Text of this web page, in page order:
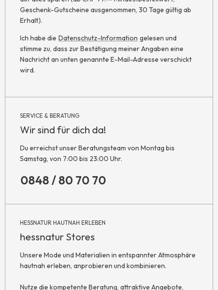
Geschenk-Gutscheine ausgenommen, 30 Tage gültig ab
Erhalt).
Ich habe die Datenschutz-Information gelesen und
stimme zu, dass zur Bestätigung meiner Angaben eine
Nachricht an unten genannte E-Mail-Adresse verschickt
wird.
SERVICE & BERATUNG
Wir sind für dich da!
Du erreichst unser Beratungsteam von Montag bis
Samstag, von 7:00 bis 23:00 Uhr.
0848 / 80 70 70
HESSNATUR HAUTNAH ERLEBEN
hessnatur Stores
Unsere Mode und Materialien in entspannter Atmosphäre
hautnah erleben, anprobieren und kombinieren.
Nutze die kompetente Beratung, attraktive Angebote,